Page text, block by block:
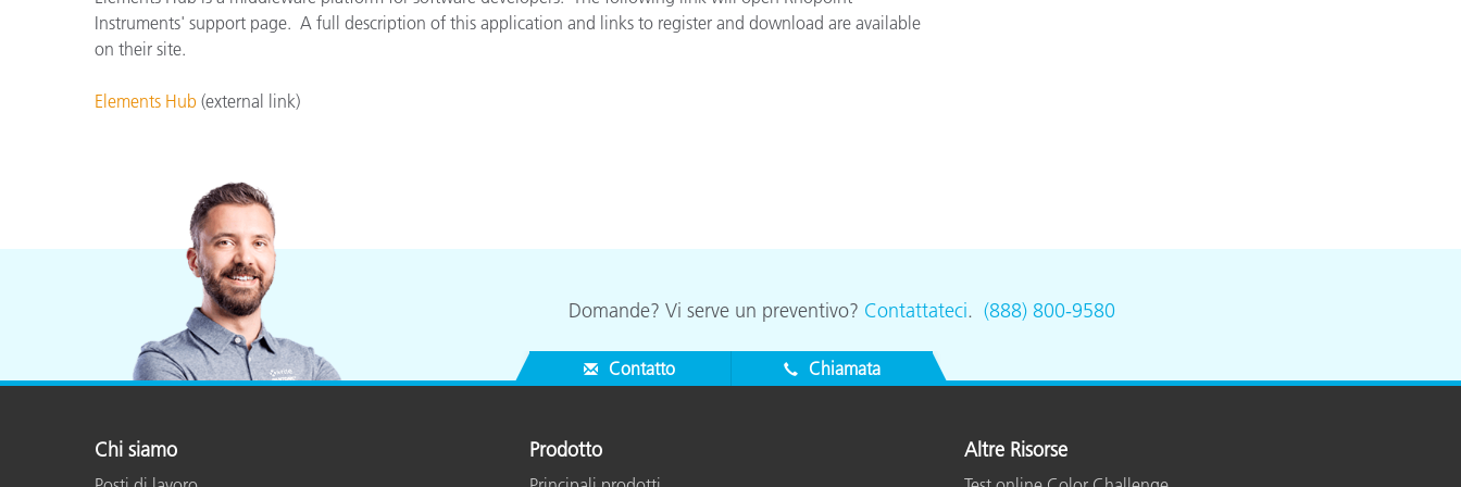
Instruments' support page. A full description of this application and links to register and download are available
on their site.
Elements Hub (external link)
Domande? Vi serve un preventivo? Contattateci. (888) 800-9580
Contatto Chiamata
Chi siamo Prodotto Altre Risorse